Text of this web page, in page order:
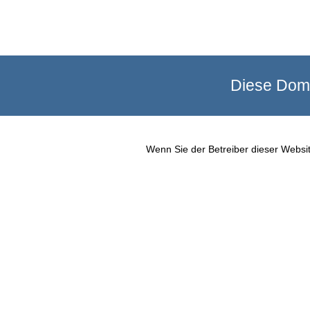
Diese
Wenn Sie der Betreiber dieser